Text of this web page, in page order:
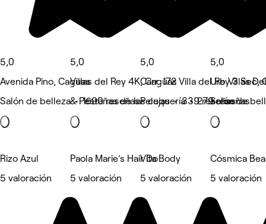
5,0
Avenida Pino, Caguas
Salón de belleza • 1690 reseñas
5,0
Villas del Rey 4K, Caguas
& Pestañas de las cejas • 339 reseñas
5,0
Carr. 172 Villa del Rey 3 Sec,
Peluquería • 279 reseñas
5,0
Urb Villas
Salón de
Rizo Azul
5 valoración
Paola Marie’s Hair Do
5 valoración
Vita Body
5 valoración
Cósmica
5 valoración